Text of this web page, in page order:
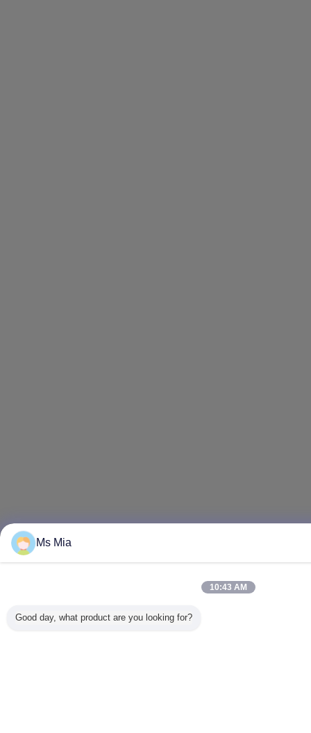
Ms Mia
10:43 AM
Good day, what product are you looking for?